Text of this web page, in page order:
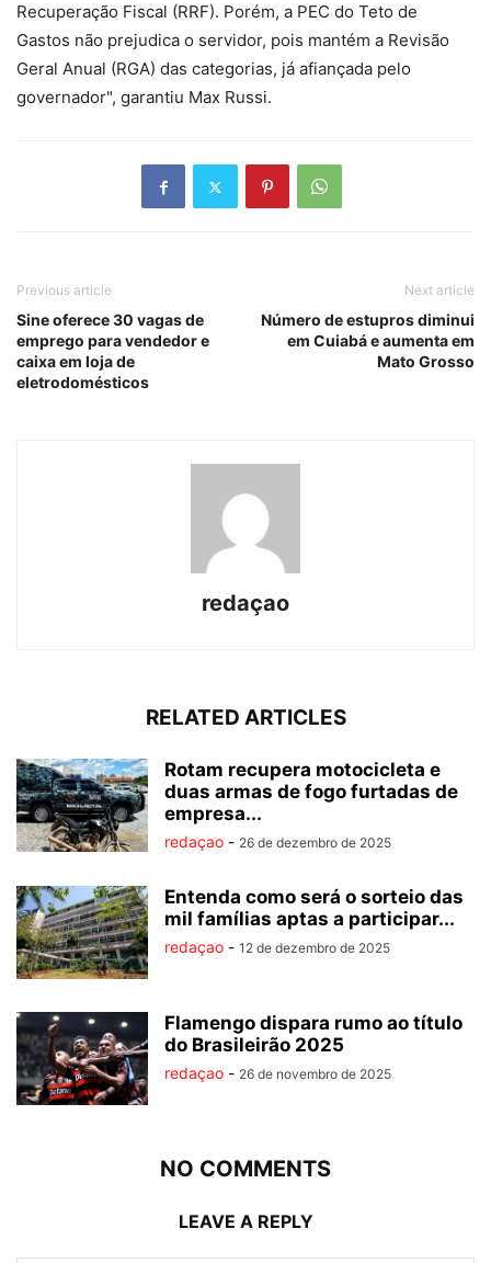
Recuperação Fiscal (RRF). Porém, a PEC do Teto de
Gastos não prejudica o servidor, pois mantém a Revisão
Geral Anual (RGA) das categorias, já afiançada pelo
governador", garantiu Max Russi.
Previous article
Sine oferece 30 vagas de
emprego para vendedor e
caixa em loja de
eletrodomésticos
Next article
Número de estupros diminui
em Cuiabá e aumenta em
Mato Grosso
redaçao
RELATED ARTICLES
Rotam recupera motocicleta e
duas armas de fogo furtadas de
empresa...
redaçao - 26 de dezembro de 2025
Entenda como será o sorteio das
mil famílias aptas a participar...
redaçao - 12 de dezembro de 2025
Flamengo dispara rumo ao título
do Brasileirão 2025
redaçao - 26 de novembro de 2025
NO COMMENTS
LEAVE A REPLY